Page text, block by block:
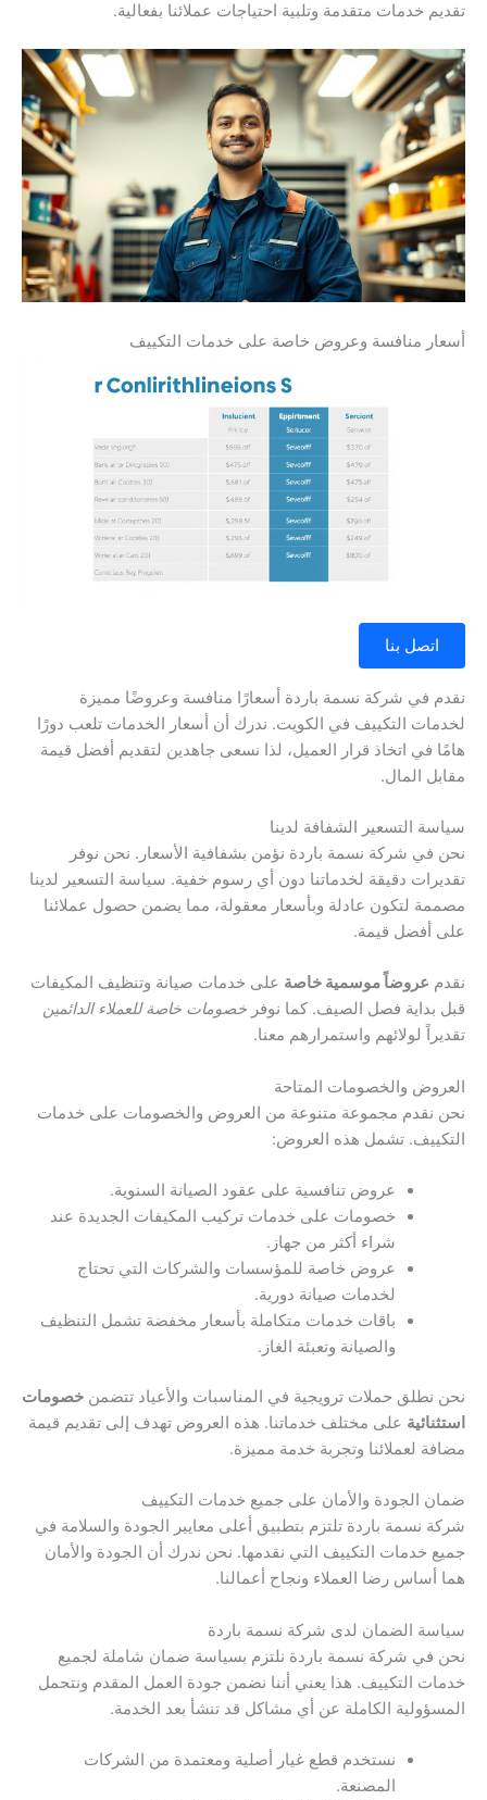
تقديم خدمات متقدمة وتلبية احتياجات عملائنا بفعالية.
أسعار منافسة وعروض خاصة على خدمات التكييف
اتصل بنا
نقدم في شركة نسمة باردة أسعارًا منافسة وعروضًا مميزة
لخدمات التكييف في الكويت. ندرك أن أسعار الخدمات تلعب دورًا
هامًا في اتخاذ قرار العميل، لذا نسعى جاهدين لتقديم أفضل قيمة
مقابل المال.
سياسة التسعير الشفافة لدينا
نحن في شركة نسمة باردة نؤمن بشفافية الأسعار. نحن نوفر
تقديرات دقيقة لخدماتنا دون أي رسوم خفية. سياسة التسعير لدينا
مصممة لتكون عادلة وبأسعار معقولة، مما يضمن حصول عملائنا
على أفضل قيمة.
نقدم عروضاً موسمية خاصة على خدمات صيانة وتنظيف المكيفات
قبل بداية فصل الصيف. كما نوفر خصومات خاصة للعملاء الدائمين
تقديراً لولائهم واستمرارهم معنا.
العروض والخصومات المتاحة
نحن نقدم مجموعة متنوعة من العروض والخصومات على خدمات
التكييف. تشمل هذه العروض:
عروض تنافسية على عقود الصيانة السنوية.
خصومات على خدمات تركيب المكيفات الجديدة عند
شراء أكثر من جهاز.
عروض خاصة للمؤسسات والشركات التي تحتاج
لخدمات صيانة دورية.
باقات خدمات متكاملة بأسعار مخفضة تشمل التنظيف
والصيانة وتعبئة الغاز.
نحن نطلق حملات ترويجية في المناسبات والأعياد تتضمن خصومات
استثنائية على مختلف خدماتنا. هذه العروض تهدف إلى تقديم قيمة
مضافة لعملائنا وتجربة خدمة مميزة.
ضمان الجودة والأمان على جميع خدمات التكييف
شركة نسمة باردة تلتزم بتطبيق أعلى معايير الجودة والسلامة في
جميع خدمات التكييف التي نقدمها. نحن ندرك أن الجودة والأمان
هما أساس رضا العملاء ونجاح أعمالنا.
سياسة الضمان لدى شركة نسمة باردة
نحن في شركة نسمة باردة نلتزم بسياسة ضمان شاملة لجميع
خدمات التكييف. هذا يعني أننا نضمن جودة العمل المقدم ونتحمل
المسؤولية الكاملة عن أي مشاكل قد تنشأ بعد الخدمة.
نستخدم قطع غيار أصلية ومعتمدة من الشركات
المصنعة.